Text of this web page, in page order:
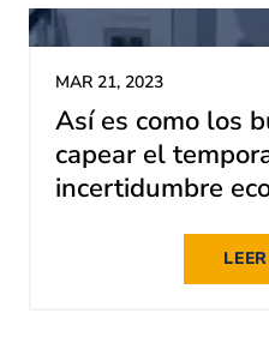
MAR 21, 2023
Así es como los
capear el
incertidumbre